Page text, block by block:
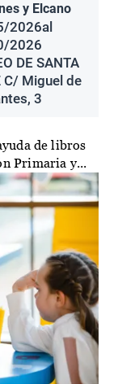
y Elcano
2026al
2026
DE SANTA
C/ Miguel de
3
de libros
Primaria y...